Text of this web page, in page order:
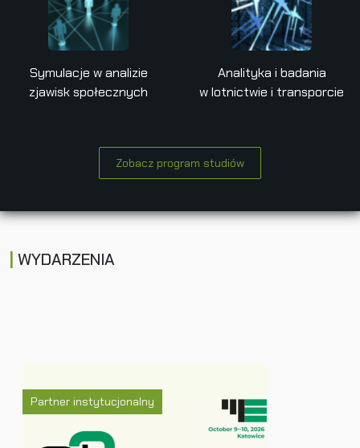
Symulacje w analizie
zjawisk społecznych
Analityka i badania
w lotnictwie i transporcie
Zobacz program studiów
WYDARZENIA
Partner instytucjonalny